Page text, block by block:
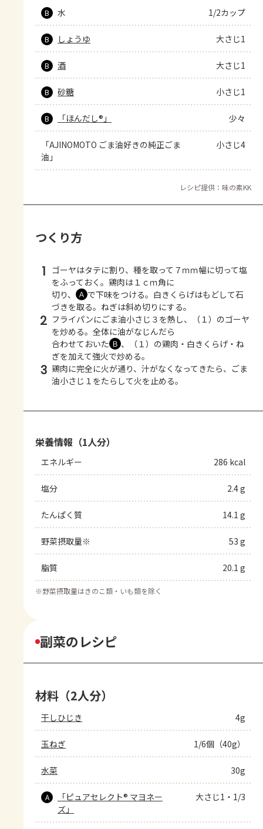
B 水 1/2カップ
B しょうゆ 大さじ1
B 酒 大さじ1
B 砂糖 小さじ1
B 「ほんだし®」 少々
「AJINOMOTO ごま油好きの純正ごま
油」
小さじ4
レシピ提供：味の素KK
つくり方
1 ゴーヤはタテに割り、種を取って７ｍｍ幅に切って塩
をふっておく。鶏肉は１ｃｍ角に
切り、
Ａ で下味をつける。白きくらげはもどして石
づきを取る。ねぎは斜め切りにする。
2 フライパンにごま油小さじ３を熱し、（１）のゴーヤ
を炒める。全体に油がなじんだら
合わせておいた Ｂ 、（１）の鶏肉・白きくらげ・ね
ぎを加えて強火で炒める。
3 鶏肉に完全に火が通り、汁がなくなってきたら、ごま
油小さじ１をたらして火を止める。
栄養情報（1人分）
エネルギー 286 kcal
塩分 2.4 g
たんぱく質 14.1 g
野菜摂取量※ 53 g
脂質 20.1 g
※野菜摂取量はきのこ類・いも類を除く
副菜のレシピ
材料（2人分）
干しひじき 4g
玉ねぎ 1/6個（40g）
水菜 30g
A
「ピュアセレクト® マヨネー
ズ」
大さじ1・1/3